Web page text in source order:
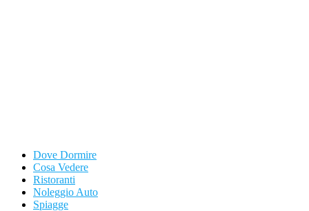
Dove Dormire
Cosa Vedere
Ristoranti
Noleggio Auto
Spiagge